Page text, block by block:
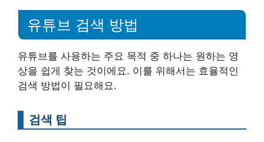
유튜브 검색 방법
유튜브를 사용하는 주요 목적 중 하나는 원하는 영
상을 쉽게 찾는 것이에요. 이를 위해서는 효율적인
검색 방법이 필요해요.
검색 팁